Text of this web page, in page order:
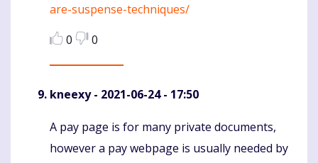
are-suspense-techniques/
0
0
kneexy- 2021-06-24 - 17:50
Komentaras
A pay page is for many private documents,
however a pay webpage is usually needed by